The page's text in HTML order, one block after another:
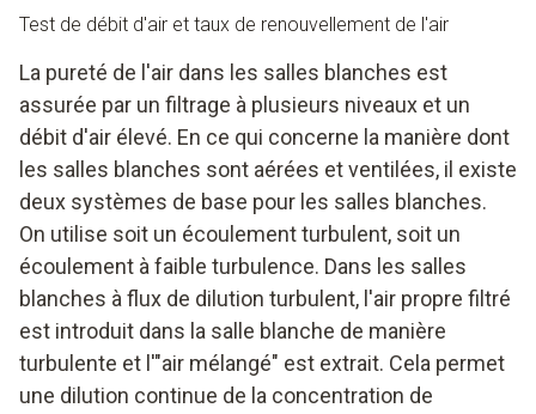
Test de débit d'air et taux de renouvellement de l'air
La pureté de l'air dans les salles blanches est
assurée par un filtrage à plusieurs niveaux et un
débit d'air élevé. En ce qui concerne la manière dont
les salles blanches sont aérées et ventilées, il existe
deux systèmes de base pour les salles blanches.
On utilise soit un écoulement turbulent, soit un
écoulement à faible turbulence. Dans les salles
blanches à flux de dilution turbulent, l'air propre filtré
est introduit dans la salle blanche de manière
turbulente et l'"air mélangé" est extrait. Cela permet
une dilution continue de la concentration de